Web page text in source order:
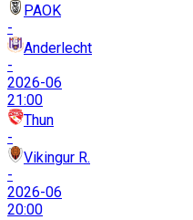
PAOK
-
Anderlecht
-
2026-06
21:00
Thun
-
Vikingur R.
-
2026-06
20:00